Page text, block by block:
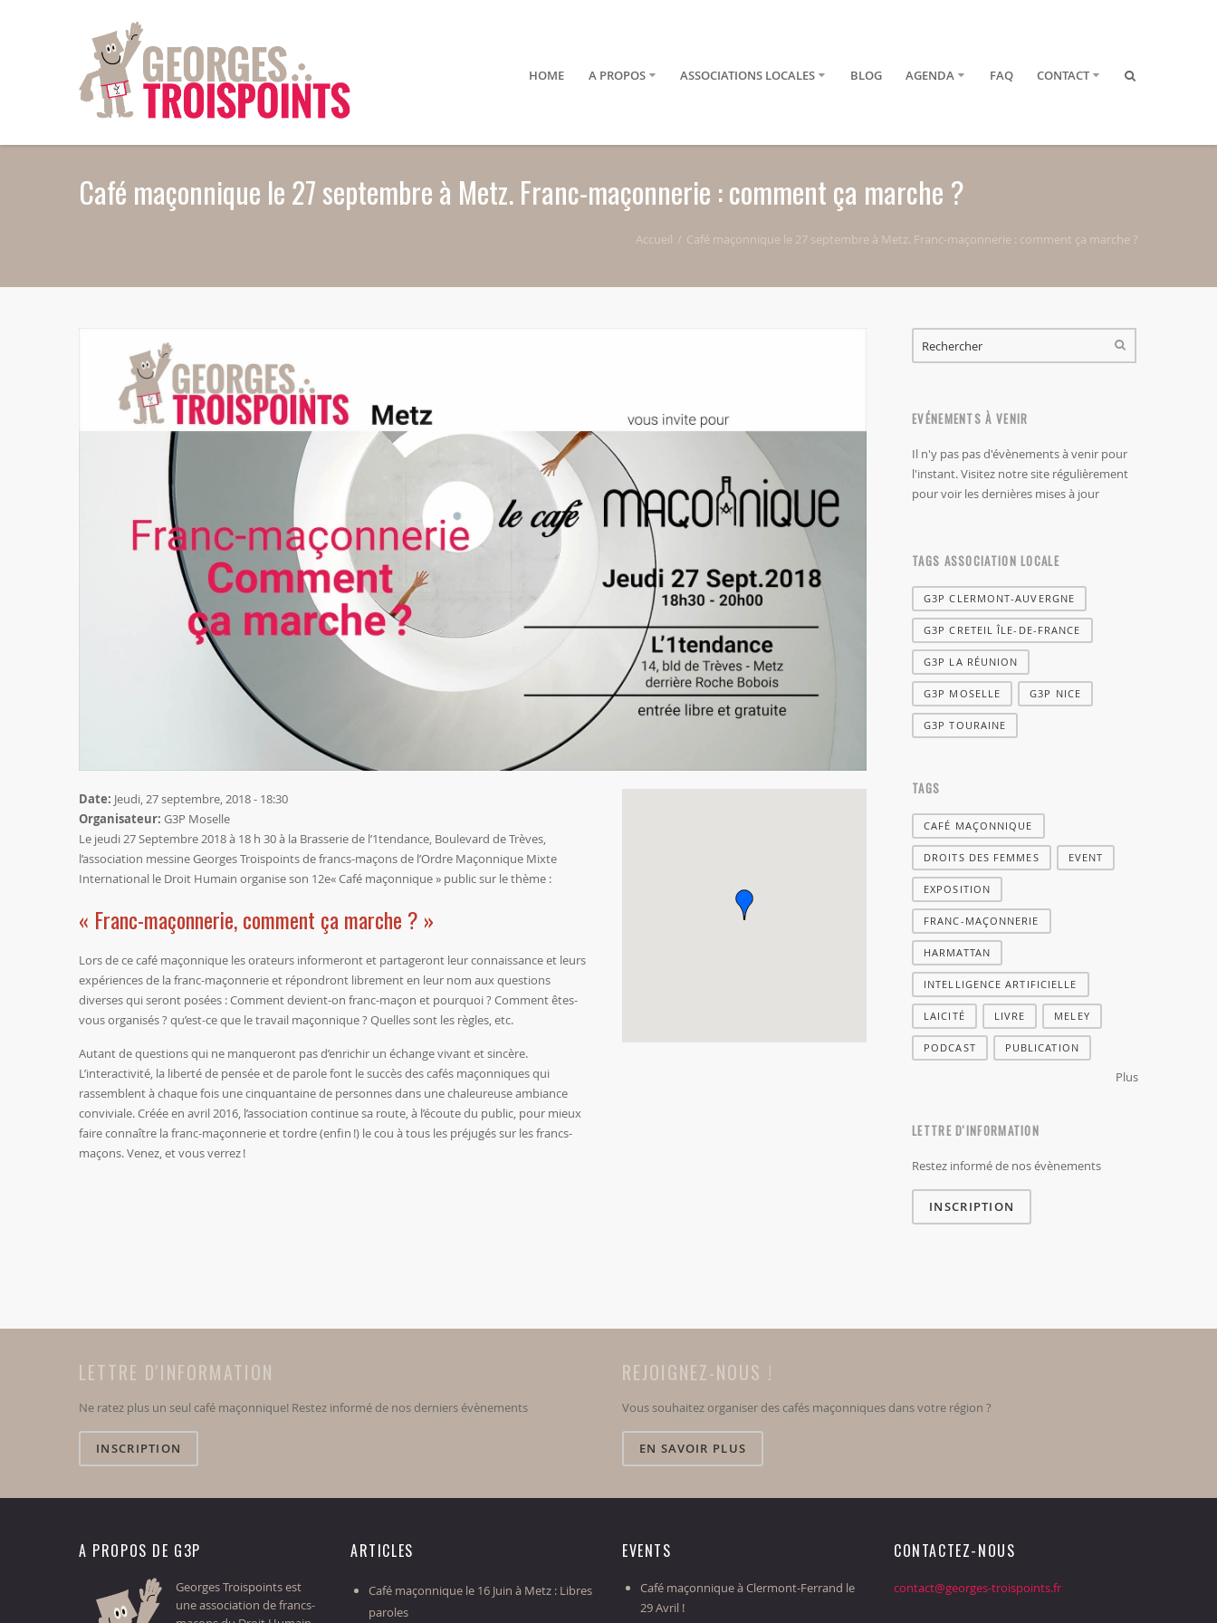
HOME A PROPOS ASSOCIATIONS LOCALES BLOG AGENDA FAQ CONTACT
Café maçonnique le 27 septembre à Metz. Franc-maçonnerie : comment ça marche ?
Accueil Café maçonnique le 27 septembre à Metz. Franc-maçonnerie : comment ça marche ?
Date: Jeudi, 27 septembre, 2018 - 18:30
Organisateur: G3P Moselle
Le jeudi 27 Septembre 2018 à 18 h 30 à la Brasserie de l’1tendance, Boulevard de Trèves,
l’association messine Georges Troispoints de francs-maçons de l’Ordre Maçonnique Mixte
International le Droit Humain organise son 12e« Café maçonnique » public sur le thème :
« Franc-maçonnerie, comment ça marche ? »
Lors de ce café maçonnique les orateurs informeront et partageront leur connaissance et leurs
expériences de la franc-maçonnerie et répondront librement en leur nom aux questions
diverses qui seront posées : Comment devient-on franc-maçon et pourquoi ? Comment êtes-
vous organisés ? qu’est-ce que le travail maçonnique ? Quelles sont les règles, etc.
Autant de questions qui ne manqueront pas d’enrichir un échange vivant et sincère.
L’interactivité, la liberté de pensée et de parole font le succès des cafés maçonniques qui
rassemblent à chaque fois une cinquantaine de personnes dans une chaleureuse ambiance
conviviale. Créée en avril 2016, l’association continue sa route, à l’écoute du public, pour mieux
faire connaître la franc-maçonnerie et tordre (enfin !) le cou à tous les préjugés sur les francs-
maçons. Venez, et vous verrez !
FORMULAIRE DE RECHERCHE
EVÉNEMENTS À VENIR
Il n'y pas pas d'évènements à venir pour
l'instant. Visitez notre site régulièrement
pour voir les dernières mises à jour
TAGS ASSOCIATION LOCALE
G3P CLERMONT-AUVERGNE
G3P CRETEIL ÎLE-DE-FRANCE
G3P LA RÉUNION
G3P MOSELLE G3P NICE
G3P TOURAINE
TAGS
CAFÉ MAÇONNIQUE
DROITS DES FEMMES EVENT
EXPOSITION
FRANC-MAÇONNERIE
HARMATTAN
INTELLIGENCE ARTIFICIELLE
LAICITÉ LIVRE MELEY
PODCAST PUBLICATION
Plus
LETTRE D'INFORMATION
Restez informé de nos évènements
INSCRIPTION
LETTRE D'INFORMATION
Ne ratez plus un seul café maçonnique! Restez informé de nos derniers évènements
INSCRIPTION
REJOIGNEZ-NOUS !
Vous souhaitez organiser des cafés maçonniques dans votre région ?
EN SAVOIR PLUS
A PROPOS DE G3P
Georges Troispoints est
une association de francs-
ARTICLES
Café maçonnique le 16 Juin à Metz : Libres
paroles
EVENTS
Café maçonnique à Clermont-Ferrand le
29 Avril !
CONTACTEZ-NOUS
contact@georges-troispoints.fr